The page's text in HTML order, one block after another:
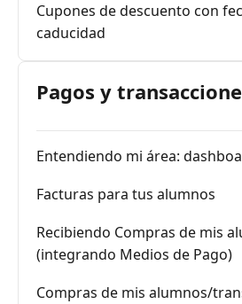
Cupones de descuento con
caducidad
Pagos y
Entendiendo mi área:
Facturas para tus alumnos
Recibiendo Compras de mis
(integrando Medios de Pago)
Compras de mis alumnos/